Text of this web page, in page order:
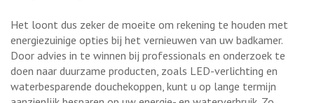
Het loont dus zeker de moeite om rekening te houden met
energiezuinige opties bij het vernieuwen van uw badkamer.
Door advies in te winnen bij professionals en onderzoek te
doen naar duurzame producten, zoals LED-verlichting en
waterbesparende douchekoppen, kunt u op lange termijn